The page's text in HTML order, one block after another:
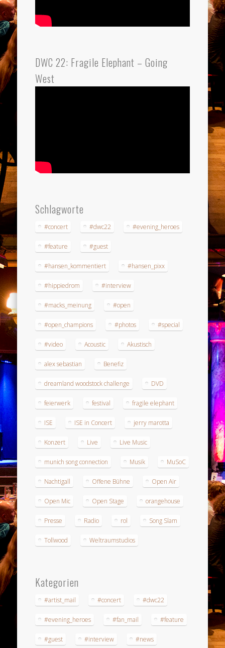
DWC 22: Fragile Elephant – Going
West
Schlagworte
#concert #dwc22 #evening_heroes
#feature #guest
#hansen_kommentiert #hansen_pixx
#hippiedrom #interview
#macks_meinung #open
#open_champions #photos #special
#video Acoustic Akustisch
alex sebastian Benefiz
dreamland woodstock challenge DVD
feierwerk festival fragile elephant
ISE ISE in Concert jerry marotta
Konzert Live Live Music
munich song connection Musik MuSoC
Nachtigall Offene Bühne Open Air
Open Mic Open Stage orangehouse
Presse Radio rol Song Slam
Tollwood Weltraumstudios
Kategorien
#artist_mail #concert #dwc22
#evening_heroes #fan_mail #feature
#guest #interview #news